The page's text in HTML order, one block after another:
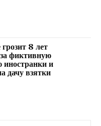
8 лет
фиктивную
иностранки и
дачу взятки